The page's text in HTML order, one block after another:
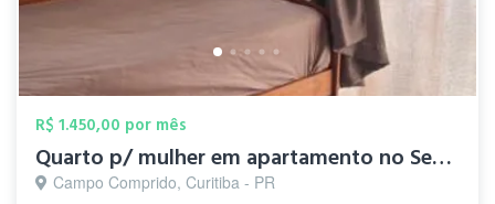
R$ 1.450,00 por mês
Quarto p/ mulher em apartamento no Semin...
Campo Comprido, Curitiba - PR